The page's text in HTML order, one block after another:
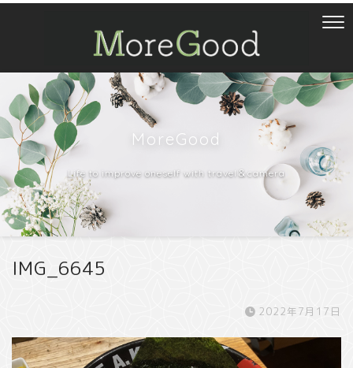
MoreGood
Life to improve oneself with travel＆camera
IMG_6645
2022年7月17日